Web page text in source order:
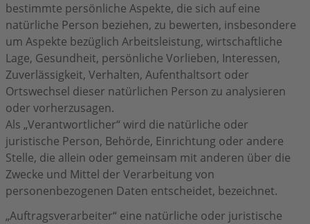
bestimmte persönliche Aspekte, die sich auf eine
natürliche Person beziehen, zu bewerten, insbesondere
um Aspekte bezüglich Arbeitsleistung, wirtschaftliche
Lage, Gesundheit, persönliche Vorlieben, Interessen,
Zuverlässigkeit, Verhalten, Aufenthaltsort oder
Ortswechsel dieser natürlichen Person zu analysieren
oder vorherzusagen.
Als „Verantwortlicher“ wird die natürliche oder
juristische Person, Behörde, Einrichtung oder andere
Stelle, die allein oder gemeinsam mit anderen über die
Zwecke und Mittel der Verarbeitung von
personenbezogenen Daten entscheidet, bezeichnet.
„Auftragsverarbeiter“ eine natürliche oder juristische